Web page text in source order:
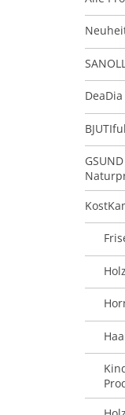
DeaDia